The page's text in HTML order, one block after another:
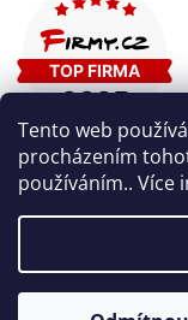
Tento web
procházením
používáním.. Více
V pátek 7. 8. máme
napište na